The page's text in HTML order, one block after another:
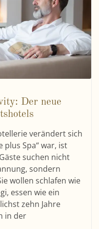
Der neue
verändert sich
plus Spa“ war, ist
suchen nicht
sondern
wollen schlafen wie
essen wie ein
zehn Jahre
in der